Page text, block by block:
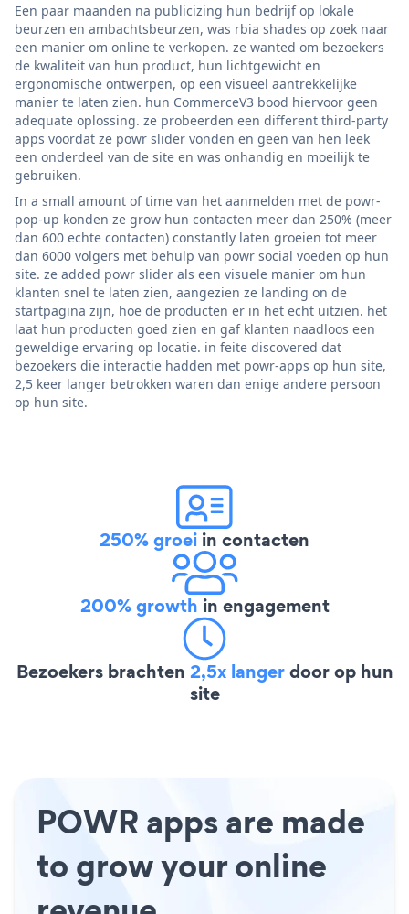
Een paar maanden na publicizing hun bedrijf op lokale
beurzen en ambachtsbeurzen, was rbia shades op zoek naar
een manier om online te verkopen. ze wanted om bezoekers
de kwaliteit van hun product, hun lichtgewicht en
ergonomische ontwerpen, op een visueel aantrekkelijke
manier te laten zien. hun CommerceV3 bood hiervoor geen
adequate oplossing. ze probeerden een different third-party
apps voordat ze powr slider vonden en geen van hen leek
een onderdeel van de site en was onhandig en moeilijk te
gebruiken.
In a small amount of time van het aanmelden met de powr-
pop-up konden ze grow hun contacten meer dan 250% (meer
dan 600 echte contacten) constantly laten groeien tot meer
dan 6000 volgers met behulp van powr social voeden op hun
site. ze added powr slider als een visuele manier om hun
klanten snel te laten zien, aangezien ze landing on de
startpagina zijn, hoe de producten er in het echt uitzien. het
laat hun producten goed zien en gaf klanten naadloos een
geweldige ervaring op locatie. in feite discovered dat
bezoekers die interactie hadden met powr-apps op hun site,
2,5 keer langer betrokken waren dan enige andere persoon
op hun site.
250% groei in contacten
200% growth in engagement
Bezoekers brachten 2,5x langerdoor op hun
site
POWR apps are made
to grow your online